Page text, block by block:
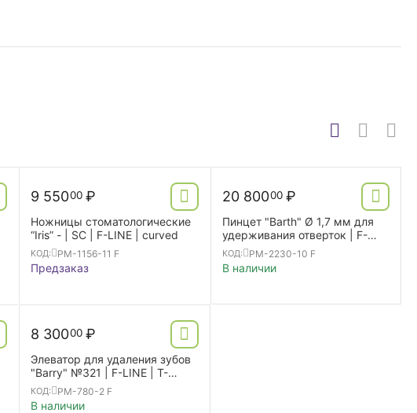
9 55000 ₽
Ножницы стоматологические
“Iris” - | SC | F-LINE | curved
КОД: PM-1156-11 F
Предзаказ
20 80000 ₽
Пинцет "Barth" Ø 1,7 мм для
удерживания отверток | F-
LINE | RS |
КОД: PM-2230-10 F
В наличии
8 30000 ₽
Элеватор для удаления зубов
"Barry" №321 | F-LINE | T-
Handle
КОД: PM-780-2 F
В наличии